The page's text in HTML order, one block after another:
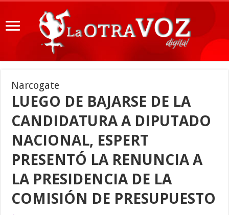
Narcogate
LUEGO DE BAJARSE DE LA
CANDIDATURA A DIPUTADO
NACIONAL, ESPERT
PRESENTÓ LA RENUNCIA A
LA PRESIDENCIA DE LA
COMISIÓN DE PRESUPUESTO